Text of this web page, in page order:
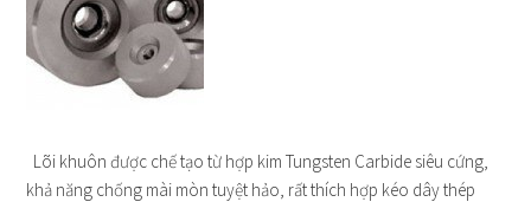
Lõi khuôn được chế tạo từ hợp kim Tungsten Carbide siêu cứng,
khả năng chống mài mòn tuyệt hảo, rất thích hợp kéo dây thép